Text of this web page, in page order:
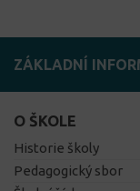
ZÁKLADNÍ
O ŠKOLE
Historie školy
Pedagogický sbor